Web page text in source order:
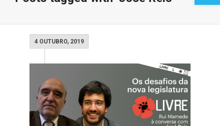
4 OUTUBRO, 2019